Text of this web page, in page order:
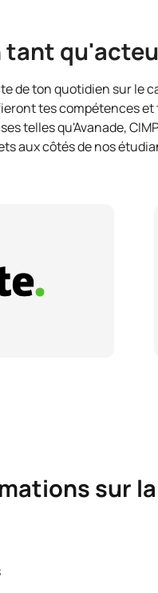
tant
de ton quotidien sur le
tes compétences et
telles qu'Avanade,
aux côtés de nos
sur